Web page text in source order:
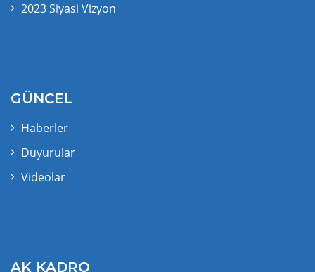
2023 Siyasi Vizyon
GÜNCEL
Haberler
Duyurular
Videolar
AK KADRO